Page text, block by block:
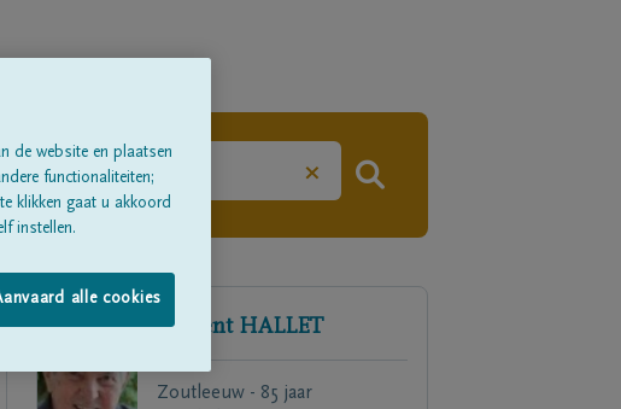
×
Laurent HALLET
Zoutleeuw - 85 jaar
de website en plaatsen
functionaliteiten;
klikken gaat u akkoord
instellen.
alle cookies